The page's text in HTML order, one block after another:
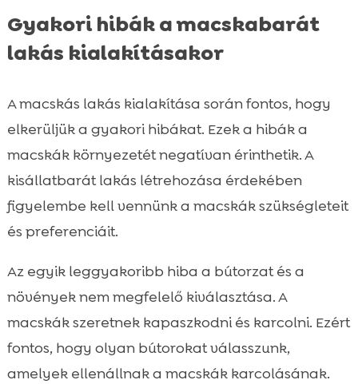
Gyakori hibák a macskabarát
lakás kialakításakor
A macskás lakás kialakítása során fontos, hogy
elkerüljük a gyakori hibákat. Ezek a hibák a
macskák környezetét negatívan érinthetik. A
kisállatbarát lakás létrehozása érdekében
figyelembe kell vennünk a macskák szükségleteit
és preferenciáit.
Az egyik leggyakoribb hiba a bútorzat és a
növények nem megfelelő kiválasztása. A
macskák szeretnek kapaszkodni és karcolni. Ezért
fontos, hogy olyan bútorokat válasszunk,
amelyek ellenállnak a macskák karcolásának.